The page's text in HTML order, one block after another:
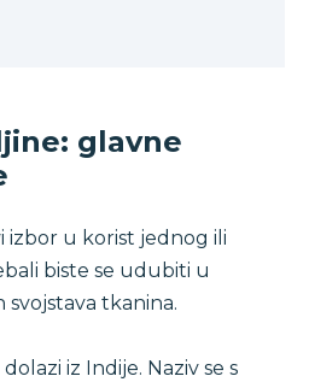
glavne
izbor u korist jednog ili
biste se udubiti u
tkanina.
iz Indije. Naziv se s